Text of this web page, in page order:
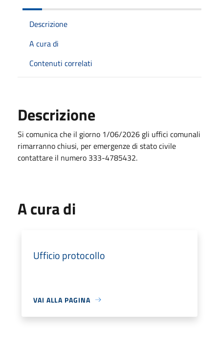
Descrizione
A cura di
Contenuti correlati
Descrizione
Si comunica che il giorno 1/06/2026 gli uffici comunali
rimarranno chiusi, per emergenze di stato civile
contattare il numero 333-4785432.
A cura di
Ufficio protocollo
VAI ALLA PAGINA